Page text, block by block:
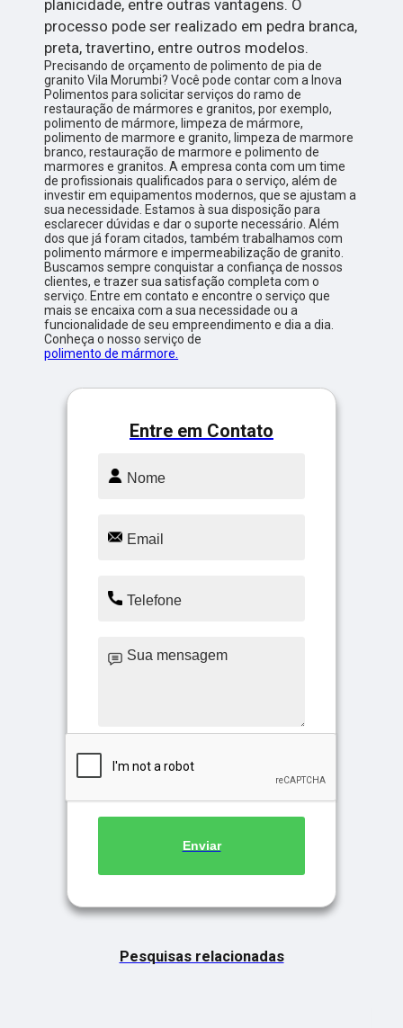
planicidade, entre outras vantagens. O
processo pode ser realizado em pedra branca,
preta, travertino, entre outros modelos.
Precisando de orçamento de polimento de pia de
granito Vila Morumbi? Você pode contar com a Inova
Polimentos para solicitar serviços do ramo de
restauração de mármores e granitos, por exemplo,
polimento de mármore, limpeza de mármore,
polimento de marmore e granito, limpeza de marmore
branco, restauração de marmore e polimento de
marmores e granitos. A empresa conta com um time
de profissionais qualificados para o serviço, além de
investir em equipamentos modernos, que se ajustam a
sua necessidade. Estamos à sua disposição para
esclarecer dúvidas e dar o suporte necessário. Além
dos que já foram citados, também trabalhamos com
polimento mármore e impermeabilização de granito.
Buscamos sempre conquistar a confiança de nossos
clientes, e trazer sua satisfação completa com o
serviço. Entre em contato e encontre o serviço que
mais se encaixa com a sua necessidade ou a
funcionalidade de seu empreendimento e dia a dia.
Conheça o nosso serviço de
polimento de mármore.
Entre em Contato
Enviar
Pesquisas relacionadas